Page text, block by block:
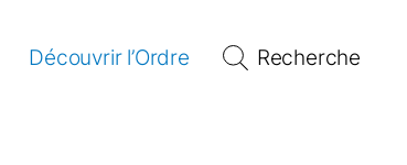
Découvrir l’Ordre Recherche